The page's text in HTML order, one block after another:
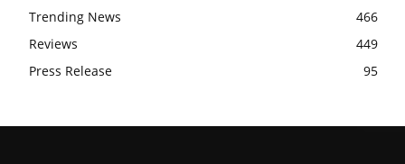
Trending News
466
Reviews
449
Press Release
95